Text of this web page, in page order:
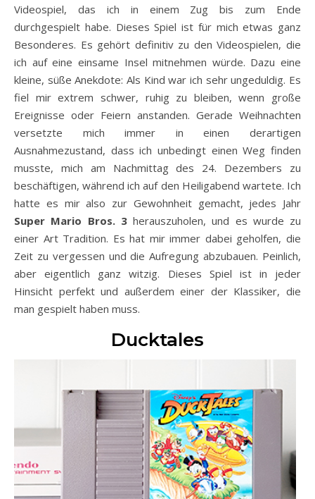
Videospiel, das ich in einem Zug bis zum Ende
durchgespielt habe. Dieses Spiel ist für mich etwas ganz
Besonderes. Es gehört definitiv zu den Videospielen, die
ich auf eine einsame Insel mitnehmen würde. Dazu eine
kleine, süße Anekdote: Als Kind war ich sehr ungeduldig. Es
fiel mir extrem schwer, ruhig zu bleiben, wenn große
Ereignisse oder Feiern anstanden. Gerade Weihnachten
versetzte mich immer in einen derartigen
Ausnahmezustand, dass ich unbedingt einen Weg finden
musste, mich am Nachmittag des 24. Dezembers zu
beschäftigen, während ich auf den Heiligabend wartete. Ich
hatte es mir also zur Gewohnheit gemacht, jedes Jahr
Super Mario Bros. 3herauszuholen, und es wurde zu
einer Art Tradition. Es hat mir immer dabei geholfen, die
Zeit zu vergessen und die Aufregung abzubauen. Peinlich,
aber eigentlich ganz witzig. Dieses Spiel ist in jeder
Hinsicht perfekt und außerdem einer der Klassiker, die
man gespielt haben muss.
Ducktales